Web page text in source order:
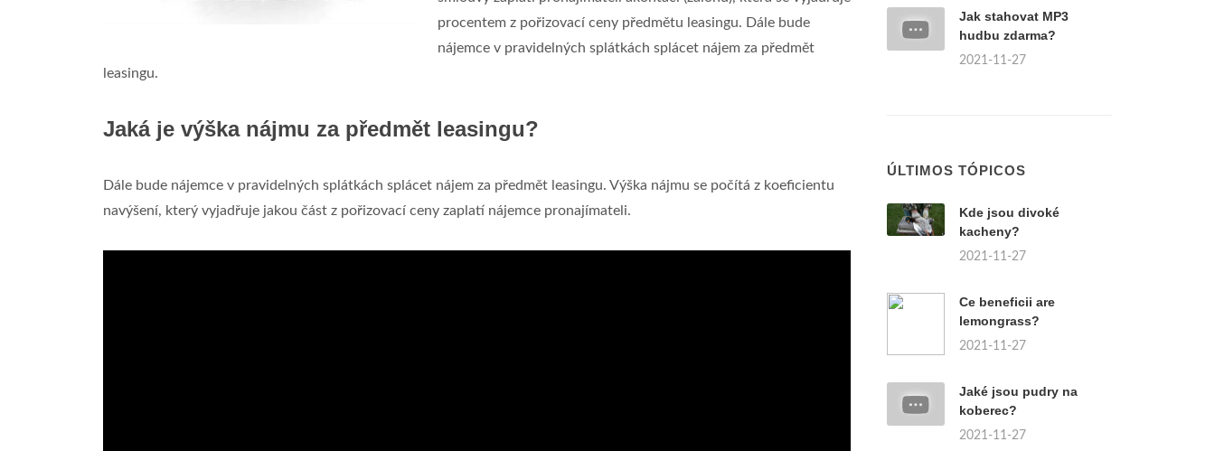
procentem z pořizovací ceny předmětu leasingu. Dále bude
nájemce v pravidelných splátkách splácet nájem za předmět
leasingu.
Jaká je výška nájmu za předmět leasingu?
Dále bude nájemce v pravidelných splátkách splácet nájem za předmět leasingu. Výška nájmu se počítá z koeficientu
navýšení, který vyjadřuje jakou část z pořizovací ceny zaplatí nájemce pronajímateli.
Jak stahovat MP3
hudbu zdarma?
2021-11-27
ÚLTIMOS TÓPICOS
Kde jsou divoké
kacheny?
2021-11-27
Ce beneficii are
lemongrass?
2021-11-27
Jaké jsou pudry na
koberec?
2021-11-27